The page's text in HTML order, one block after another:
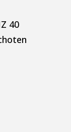
40